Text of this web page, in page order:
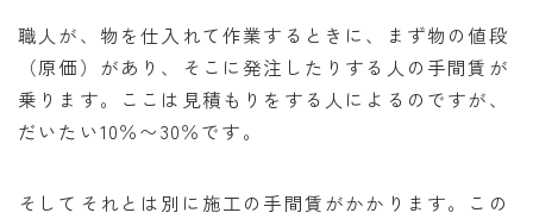
職人が、物を仕入れて作業するときに、まず物の値段
（原価）があり、そこに発注したりする人の手間賃が
乗ります。ここは見積もりをする人によるのですが、
だいたい10％〜30％です。
そしてそれとは別に施工の手間賃がかかります。この